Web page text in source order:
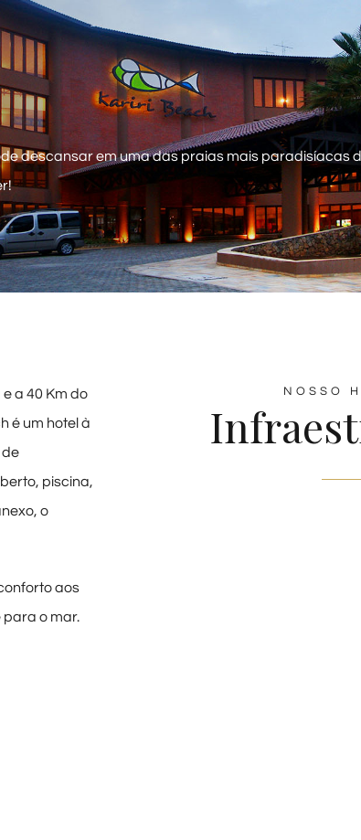
descansar em uma das praias mais paradisíacas
a 40 Km do
é um hotel à
de
piscina,
o
aos
para o mar.
NOSSO